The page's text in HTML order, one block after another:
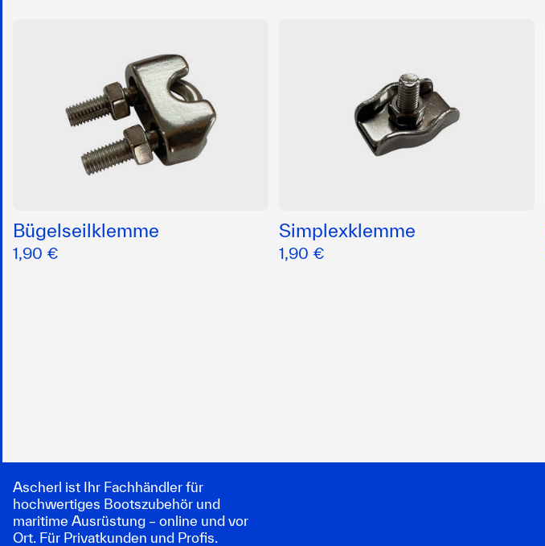
Bügelseilklemme
1,90 €
Simplexklemme
1,90 €
Ascherl ist Ihr Fachhändler für
hochwertiges Bootszubehör und
maritime Ausrüstung – online und vor
Ort. Für Privatkunden und Profis.